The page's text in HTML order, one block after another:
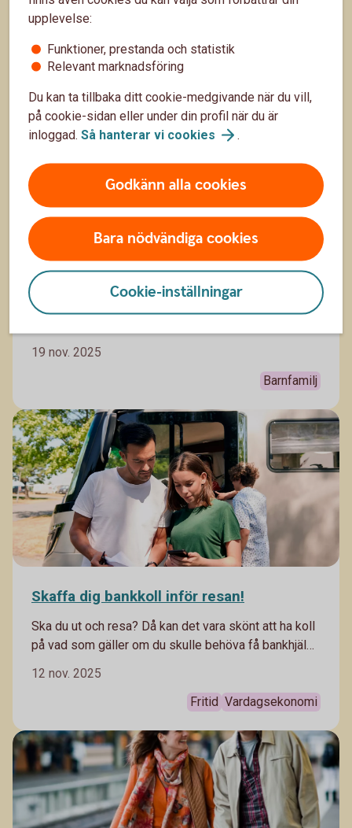
finns den nog mer på radarn än den gjorde i 20-
åring.
Sju tips om veckopeng och månadspeng!
Att få eget ansvar för en mindre summa pengar, till
begränsade resurser. Det ger också en bra grund till
att kunna sköta sin ekonomi som vuxen. Här får du
19 nov. 2025
Barnfamilj
Skaffa dig bankkoll inför resan!
Ska du ut och resa? Då kan det vara skönt att ha koll
på vad som gäller om du skulle behöva få bankhjälp
12 nov. 2025
Fritid Vardagsekonomi
upplevelse:
Funktioner, prestanda och statistik
Relevant marknadsföring
Du kan ta tillbaka ditt cookie-medgivande när du vill,
på cookie-sidan eller under din profil när du är
inloggad. Så hanterar vi cookies .
Godkänn alla cookies
Bara nödvändiga cookies
Cookie-inställningar